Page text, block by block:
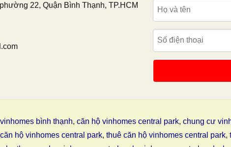
22, Quận Bình Thạnh, TP.HCM
vinhomes bình thạnh, căn hộ vinhomes central park, chung cư
hộ vinhomes central park, thuê căn hộ vinhomes central park,